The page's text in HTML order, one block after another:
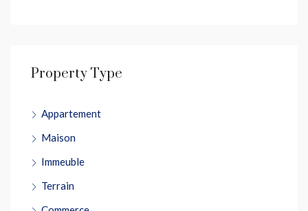
Property Type
Appartement
Maison
Immeuble
Terrain